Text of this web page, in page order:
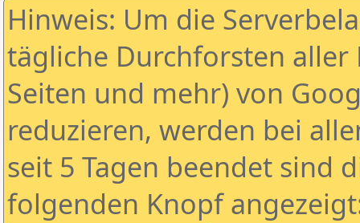
Hinweis: Um die
tägliche Durchforsten aller
Seiten und mehr) von
reduzieren, werden bei
seit 5 Tagen beendet sind
folgenden Knopf